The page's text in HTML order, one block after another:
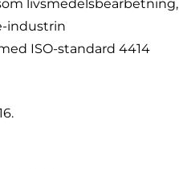
livsmedelsbearbetning,
industrin
ISO-standard 4414